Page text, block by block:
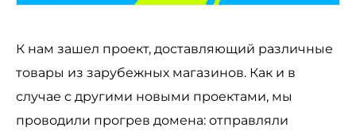
К нам зашел проект, доставляющий различные
товары из зарубежных магазинов. Как и в
случае с другими новыми проектами, мы
проводили прогрев домена: отправляли